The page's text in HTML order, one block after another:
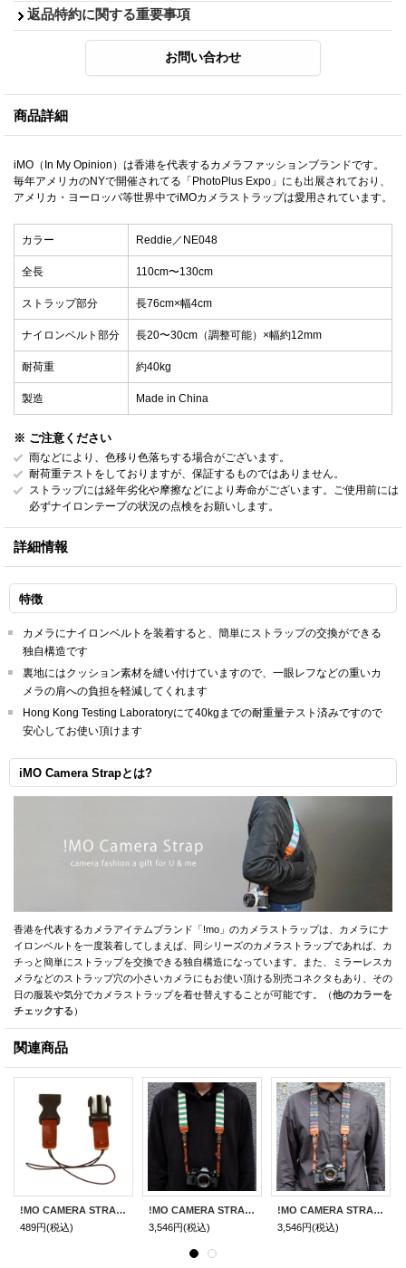
返品特約に関する重要事項
商品詳細
iMO（In My Opinion）は香港を代表するカメラファッションブランドです。
毎年アメリカのNYで開催されてる「PhotoPlus Expo」にも出展されており、
アメリカ・ヨーロッパ等世界中でiMOカメラストラップは愛用されています。
カラー Reddie／NE048
全長 110cm〜130cm
ストラップ部分 長76cm×幅4cm
ナイロンベルト部分 長20〜30cm（調整可能）×幅約12mm
耐荷重 約40kg
製造 Made in China
※ ご注意ください
雨などにより、色移り色落ちする場合がございます。
耐荷重テストをしておりますが、保証するものではありません。
ストラップには経年劣化や摩擦などにより寿命がございます。ご使用前には
必ずナイロンテープの状況の点検をお願いします。
詳細情報
特徴
カメラにナイロンベルトを装着すると、簡単にストラップの交換ができる
独自構造です
裏地にはクッション素材を縫い付けていますので、一眼レフなどの重いカ
メラの肩への負担を軽減してくれます
Hong Kong Testing Laboratoryにて40kgまでの耐重量テスト済みですので
安心してお使い頂けます
iMO Camera Strapとは?
香港を代表するカメラアイテムブランド「!mo」のカメラストラップは、カメラにナ
イロンベルトを一度装着してしまえば、同シリーズのカメラストラップであれば、カ
チっと簡単にストラップを交換できる独自構造になっています。また、ミラーレスカ
メラなどのストラップ穴の小さいカメラにもお使い頂ける別売コネクタもあり、その
日の服装や気分でカメラストラップを着せ替えすることが可能です。（他のカラーを
チェックする）
関連商品
!MO CAMERA STRAP用ループコネクター
489円(税込)
!MO CAMERA STRAP［Greeny］
3,546円(税込)
!MO CAMERA STRAP［Eye］
3,546円(税込)